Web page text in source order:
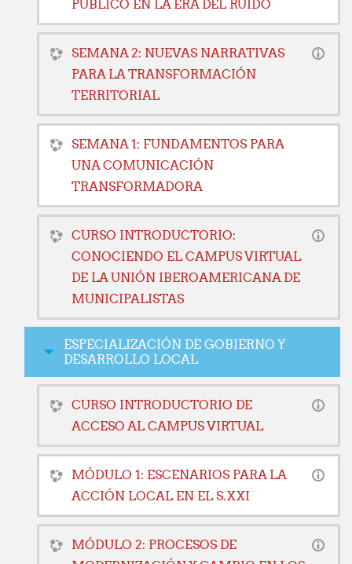
PÚBLICO EN LA ERA DEL RUIDO
SEMANA 2: NUEVAS NARRATIVAS
PARA LA TRANSFORMACIÓN
TERRITORIAL
SEMANA 1: FUNDAMENTOS PARA
UNA COMUNICACIÓN
TRANSFORMADORA
CURSO INTRODUCTORIO:
CONOCIENDO EL CAMPUS VIRTUAL
DE LA UNIÓN IBEROAMERICANA DE
MUNICIPALISTAS
ESPECIALIZACIÓN DE GOBIERNO Y
DESARROLLO LOCAL
CURSO INTRODUCTORIO DE
ACCESO AL CAMPUS VIRTUAL
MÓDULO 1: ESCENARIOS PARA LA
ACCIÓN LOCAL EN EL S.XXI
MÓDULO 2: PROCESOS DE